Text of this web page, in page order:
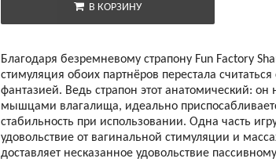
В КОРЗИНУ
Благодаря безремневому страпону Fun Factory
стимуляция обоих партнёров перестала
фантазией. Ведь страпон этот анатомический:
мышцами влагалища, идеально
стабильность при использовании. Одна часть
удовольствие от вагинальной стимуляции и
доставляет несказанное удовольствие